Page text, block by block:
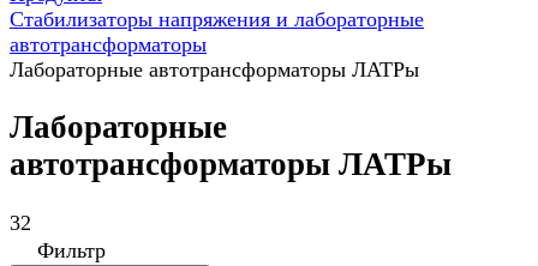
Стабилизаторы напряжения и лабораторные
автотрансформаторы
Лабораторные автотрансформаторы ЛАТРы
Лабораторные
автотрансформаторы ЛАТРы
32
Фильтр